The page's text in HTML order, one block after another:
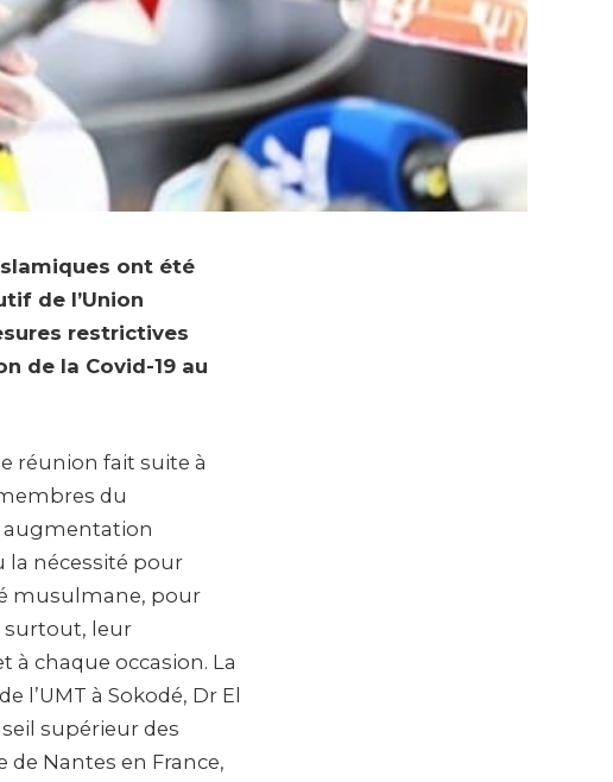
ont été
de l’Union
restrictives
de la Covid-19 au
réunion fait suite à
du
augmentation
la nécessité pour
musulmane, pour
surtout, leur
à chaque occasion. La
l’UMT à Sokodé, Dr El
supérieur des
de Nantes en France,